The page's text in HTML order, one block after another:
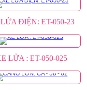
ĐIỆN: ET-050-23
LỬA : ET-050-025